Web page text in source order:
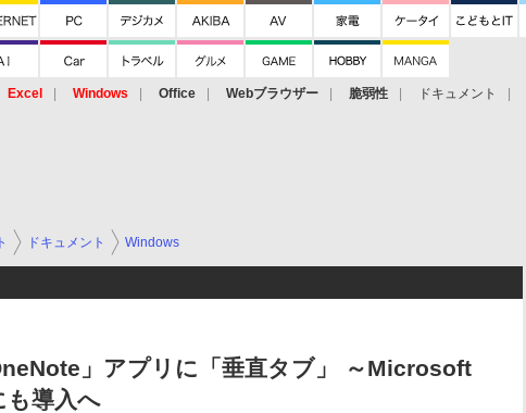
Excel Windows Office Webブラウザー 脆弱性 ドキュメント
ドキュメント Windows
」アプリに「垂直タブ」 ～Microsoft
も導入へ